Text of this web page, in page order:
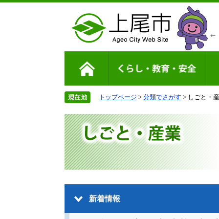
トップページ > 分類でさがす > しごと・
新着情報